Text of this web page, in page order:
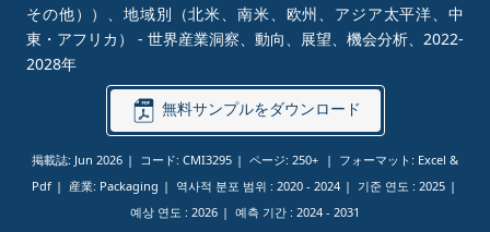
その他））、地域別（北米、南米、欧州、アジア太平洋、中
東・アフリカ） - 世界産業洞察、動向、展望、機会分析、2022-
2028年
無料サンプルをダウンロード
掲載誌: Jun 2026 コード: CMI3295 ページ: 250+
フォーマット: Excel &
Pdf
産業: Packaging 역사적 분포 범위 : 2020 - 2024 기준 연도 : 2025
예상 연도 : 2026 예측 기간 : 2024 - 2031